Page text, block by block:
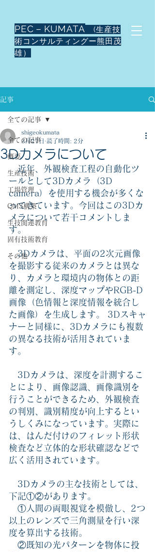
PEC－KUMATA
(生産技
術コンサルティングー熊田茂
雄）
記事
全ての記事
概要
生産技術
工場管理
QMS構築
生技関連教育
固有技術教育
その他
全ての記事
3Dカメラについて
shigeokumata
3月27日
読了時間: 2分
近年、外観検査工程の自動化ツ
ールとして3Dカメラ（3D
camera）を使用する機会が多くな
ってきています。今回はこの3Dカ
メラについて若干コメントしま
す。
3Dカメラは、平面の2次元画像
を撮影する従来のカメラとは異な
り、カメラと環境内の物体との距
離を測定し、深度マップやRGB-D
画像（色情報と深度情報を統合し
た画像）を生成します。 3Dスキャ
ナーと同様に、3Dカメラにも複数
の異なる技術が活用されていま
す。
3Dカメラは、深度を計測するこ
とにより、画像認識、画像識別を
行うことができるため、外観検査
の判別、識別精度が向上するとい
うしくみになっています。実際に
は、はんだ付けのフィレット形状
検査など立体的な形状確認などで
広く活用されています。
3Dカメラの主な技術としては、
下記①②があります。
①人間の両眼視覚を模倣し、2つ
以上のレンズで三角測量を行い深
度を算出する技術。
②既知の光パターンを物体に投